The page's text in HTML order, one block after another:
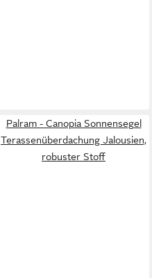
Palram - Canopia Sonnensegel
Terassenüberdachung Jalousien,
robuster Stoff